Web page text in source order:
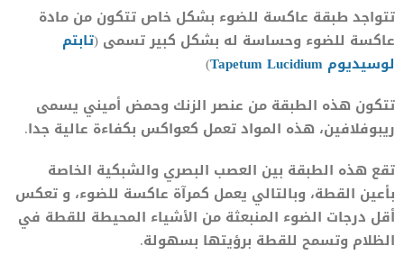
تتواجد طبقة عاكسة للضوء بشكل خاص تتكون من مادة
عاكسة للضوء وحساسة له بشكل كبير تسمى (تابتم
لوسيديوم Tapetum Lucidium
)
تتكون هذه الطبقة من عنصر الزنك وحمض أميني يسمى
ريبوفلافين، هذه المواد تعمل كعواكس بكفاءة عالية جدا.
تقع هذه الطبقة بين العصب البصري والشبكية الخاصة
بأعين القطة، وبالتالي يعمل كمرآة عاكسة للضوء، و تعكس
أقل درجات الضوء المنبعثة من الأشياء المحيطة للقطة في
الظلام وتسمح للقطة برؤيتها بسهولة.